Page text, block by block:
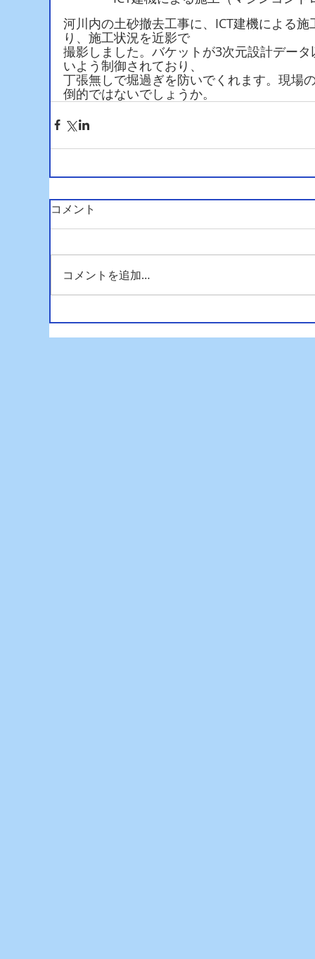
河川内の土砂撤去工事に、ICT建機による施
り、施工状況を近影で
撮影しました。バケットが3次元設計デー
いよう制御されており、
丁張無しで堀過ぎを防いでくれます。現場
倒的ではないでしょうか。
コメント
コメントを追加…